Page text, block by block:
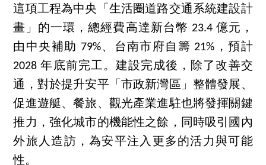
這項工程為中央「生活圈道路交通系統建設計
畫」的一環，總經費高達新台幣 23.4 億元，
由中央補助 79%、台南市府自籌 21%，預計
2028 年底前完工。建設完成後，除了改善交
通，對於提升安平「市政新灣區」整體發展、
促進遊艇、餐旅、觀光產業進駐也將發揮關鍵
推力，強化城市的機能性之餘，同時吸引國內
外旅人造訪，為安平注入更多的活力與可能
性。